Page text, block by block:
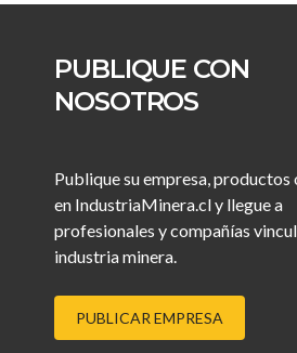
PUBLIQUE CON
NOSOTROS
Publique su empresa, productos
en IndustriaMinera.cl y llegue a
profesionales y compañías
industria minera.
PUBLICAR EMPRESA